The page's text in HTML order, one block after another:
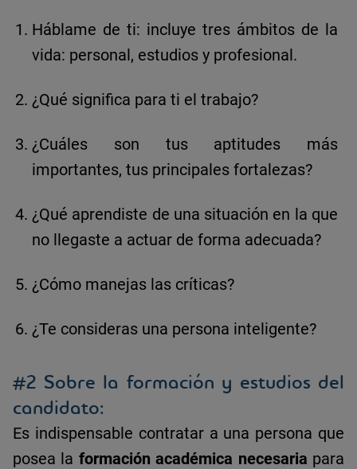
Háblame de ti: incluye tres ámbitos de la
vida: personal, estudios y profesional.
¿Qué significa para ti el trabajo?
¿Cuáles son tus aptitudes más
importantes, tus principales fortalezas?
¿Qué aprendiste de una situación en la que
no llegaste a actuar de forma adecuada?
¿Cómo manejas las críticas?
¿Te consideras una persona inteligente?
#2 Sobre la formación y estudios del
candidato:
Es indispensable contratar a una persona que
posea la formación académica necesaria para